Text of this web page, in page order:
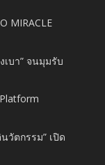
MIRACLE
เบา” จนมุมรับ
วัตกรรม” เปิด